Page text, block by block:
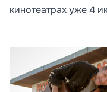
кинотеатрах уже 4